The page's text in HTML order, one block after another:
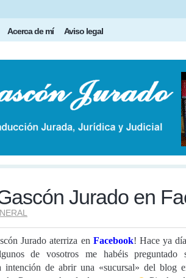
Acerca de mí Aviso legal
Jurado en
Jurado aterriza en Facebook! Hace ya
de vosotros me habéis preguntado
intención de abrir una «sucursal» del blog